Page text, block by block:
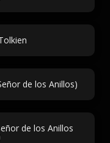
de los Anillos)
de los Anillos